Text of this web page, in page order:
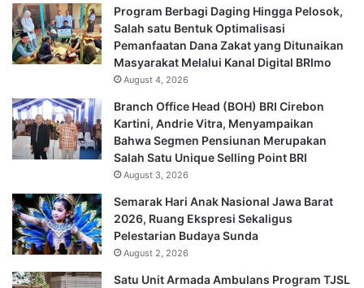
Program Berbagi Daging Hingga Pelosok,
Salah satu Bentuk Optimalisasi
Pemanfaatan Dana Zakat yang Ditunaikan
Masyarakat Melalui Kanal Digital BRImo
August 4, 2026
Branch Office Head (BOH) BRI Cirebon
Kartini, Andrie Vitra, Menyampaikan
Bahwa Segmen Pensiunan Merupakan
Salah Satu Unique Selling Point BRI
August 3, 2026
Semarak Hari Anak Nasional Jawa Barat
2026, Ruang Ekspresi Sekaligus
Pelestarian Budaya Sunda
August 2, 2026
Satu Unit Armada Ambulans Program TJSL